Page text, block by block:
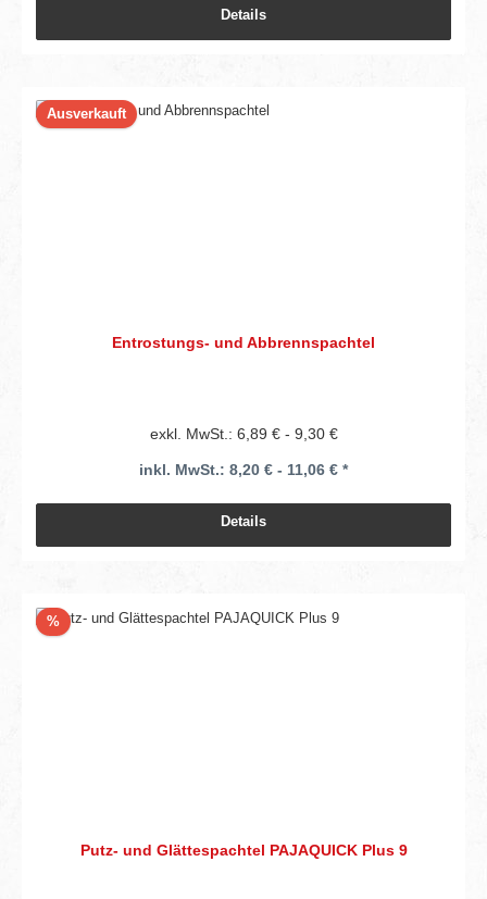
Details
Ausverkauft
Entrostungs- und Abbrennspachtel
exkl. MwSt.: 6,89 € - 9,30 €
inkl. MwSt.: 8,20 € - 11,06 € *
Details
%Rabatt
Putz- und Glättespachtel PAJAQUICK Plus 9